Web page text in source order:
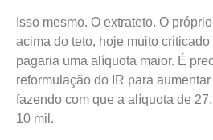
Isso mesmo. O extrateto. O
acima do teto, hoje muito
pagaria uma alíquota maior. É
reformulação do IR para
fazendo com que a alíquota de
10 mil.